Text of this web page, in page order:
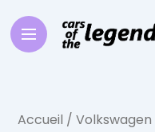
Accueil /Volkswagen